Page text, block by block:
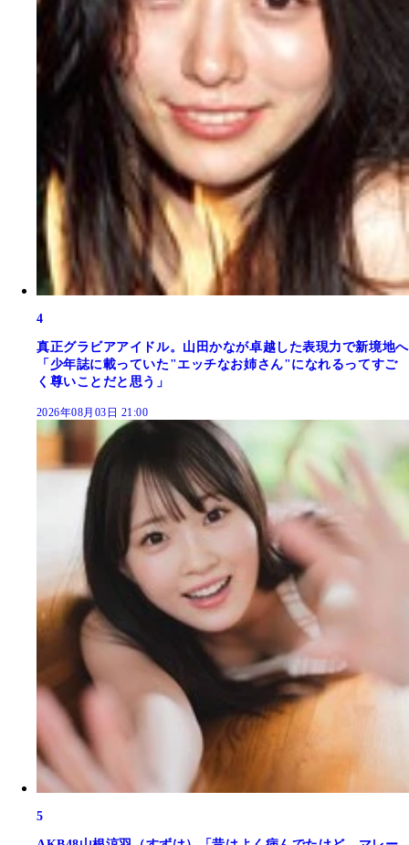
4
真正グラビアアイドル。山田かなが卓越した表現力で新境地へ
「少年誌に載っていた"エッチなお姉さん"になれるってすご
く尊いことだと思う」
2026年08月03日 21:00
5